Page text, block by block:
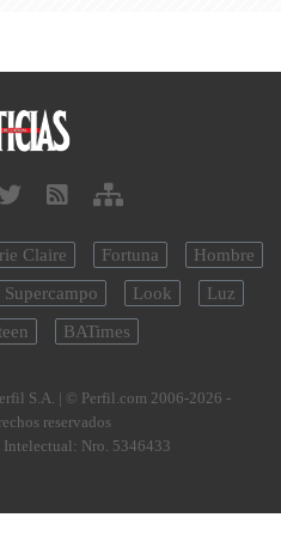
Claire Fortuna
Hombre
Supercampo Look
Luz
BATimes
S.A. | © Perfil.com 2006-2026 -
reservados
Intelectual: Nro. 5346433